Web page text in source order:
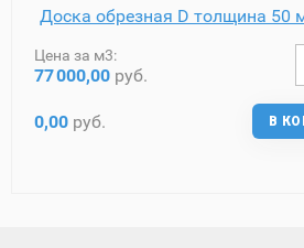
Доска обрезная D толщина 50
Цена за м3:
77000,00 руб.
0,00 руб. В